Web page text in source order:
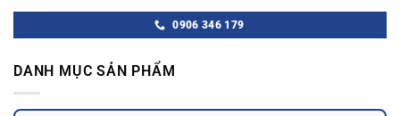
0906 346 179
DANH MỤC SẢN PHẨM